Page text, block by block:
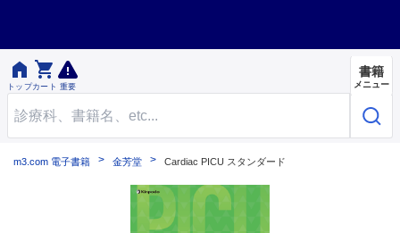

トップ

カート 重要
書籍
メニュー
m3.com 電子書籍 金芳堂 Cardiac PICU スタンダード